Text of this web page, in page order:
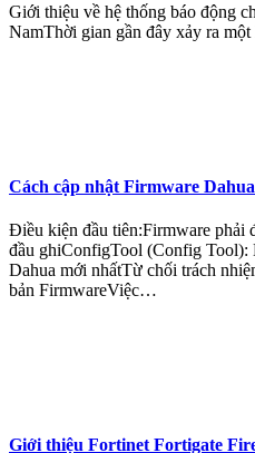
Giới thiệu về hệ thống báo động
NamThời gian gần đây xảy ra
Cách cập nhật Firmware
Điều kiện đầu tiên:Firmware phải
đầu ghiConfigTool (Config
Dahua mới nhấtTừ chối trách
bản FirmwareViệc…
Giới thiệu Fortinet Fortigate